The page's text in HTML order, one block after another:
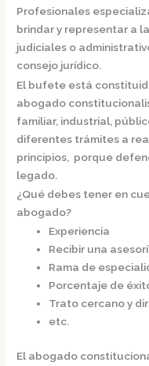
Profesionales
brindar y representar a
judiciales o
consejo jurídico.
El bufete está
abogado
familiar, industrial,
diferentes trámites a
principios, porque
legado.
¿Qué debes tener en
abogado?
Experiencia
Recibir una
Rama de
Porcentaje de
Trato cercano y
etc.
El abogado